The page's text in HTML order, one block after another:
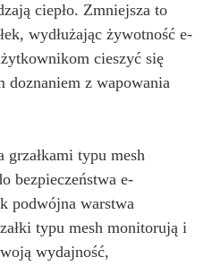
ciepło. Zmniejsza to
wydłużając żywotność e-
cieszyć się
doznaniem z wapowania
typu mesh
bezpieczeństwa e-
podwójna warstwa
typu mesh monitorują i
wydajność,